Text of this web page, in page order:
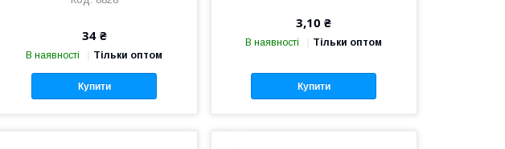
34 ₴
В наявності Тільки оптом
Купити
3,10 ₴
В наявності Тільки оптом
Купити